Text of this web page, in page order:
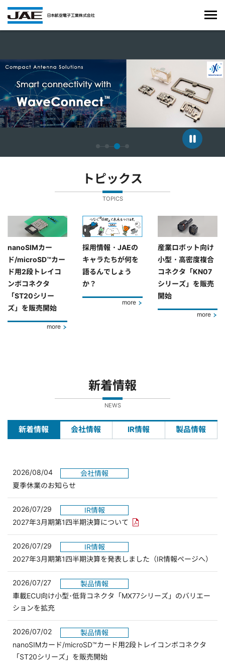
トピックス
TOPICS
nanoSIMカー
ド/microSD™カー
ド用2段トレイコ
ンボコネクタ
「ST20シリー
ズ」を販売開始
more
採用情報・JAEの
キャラたちが何を
語るんでしょう
か？
more
産業ロボット向け
小型・高密度複合
コネクタ「KN07
シリーズ」を販売
開始
more
新着情報
NEWS
新着情報 会社情報 IR情報 製品情報
2026/08/04
会社情報
夏季休業のお知らせ
2026/07/29
IR情報
2027年3月期第1四半期決算について PDFリンクを新しいウィンド
2026/07/29
IR情報
2027年3月期第1四半期決算を発表しました（IR情報ページへ）
2026/07/27
製品情報
車載ECU向け小型･低背コネクタ「MX77シリーズ」のバリエー
ションを拡充
2026/07/02
製品情報
nanoSIMカード/microSD™カード用2段トレイコンボコネクタ
「ST20シリーズ」を販売開始